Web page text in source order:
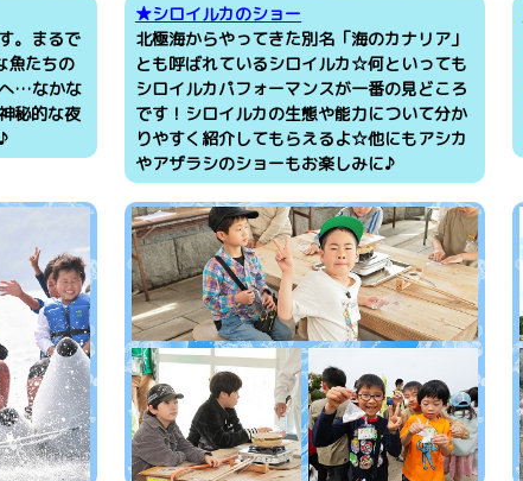
。まるで
魚たちの
…なかな
秘的な夜
★シロイルカのショー
北極海からやってきた別名「海のカナリア」
とも呼ばれているシロイルカ☆何といっても
シロイルカパフォーマンスが一番の見どころ
です！シロイルカの生態や能力について分か
りやすく紹介してもらえるよ☆他にもアシカ
やアザラシのショーもお楽しみに♪